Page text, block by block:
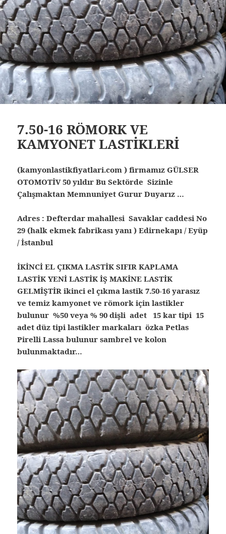
7.50-16 RÖMORK VE
KAMYONET LASTİKLERİ
(kamyonlastikfiyatlari.com ) firmamız GÜLSER
OTOMOTİV 50 yıldır Bu Sektörde Sizinle
Çalışmaktan Memnuniyet Gurur Duyarız …
Adres : Defterdar mahallesi Savaklar caddesi No
29 (halk ekmek fabrikası yanı ) Edirnekapı / Eyüp
/ İstanbul
İKİNCİ EL ÇIKMA LASTİK SIFIR KAPLAMA
LASTİK YENİ LASTİK İŞ MAKİNE LASTİK
GELMİŞTİR ikinci el çıkma lastik 7.50-16 yarasız
ve temiz kamyonet ve römork için lastikler
bulunur %50 veya % 90 dişli adet 15 kar tipi 15
adet düz tipi lastikler markaları özka Petlas
Pirelli Lassa bulunur sambrel ve kolon
bulunmaktadır…